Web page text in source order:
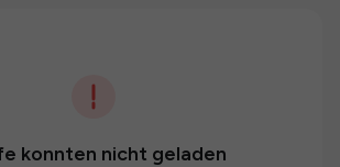
konnten nicht geladen